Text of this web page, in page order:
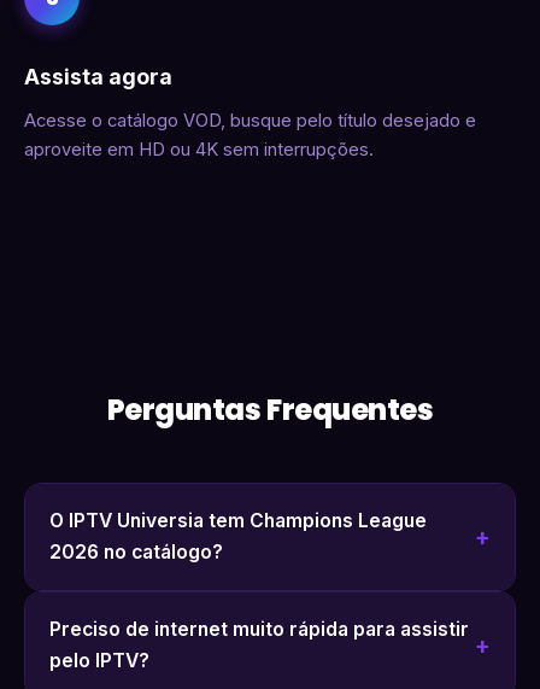
Assista agora
Acesse o catálogo VOD, busque pelo título desejado e
aproveite em HD ou 4K sem interrupções.
Perguntas Frequentes
O IPTV Universia tem Champions League
2026 no catálogo?
Preciso de internet muito rápida para assistir
pelo IPTV?